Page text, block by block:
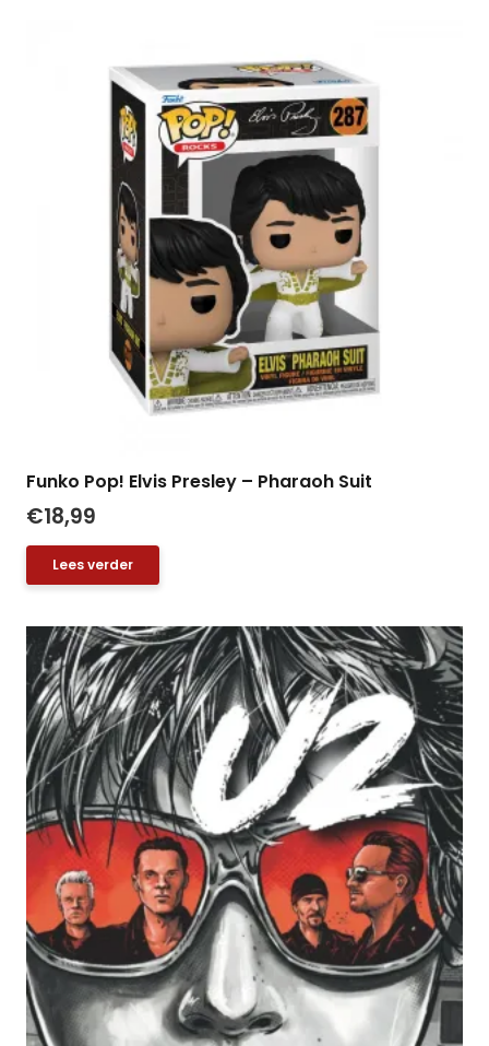
Funko Pop! Elvis Presley – Pharaoh Suit
€18,99
Lees verder